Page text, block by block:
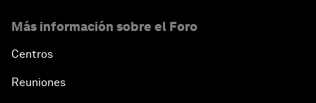
Más información sobre el Foro
Centros
Reuniones